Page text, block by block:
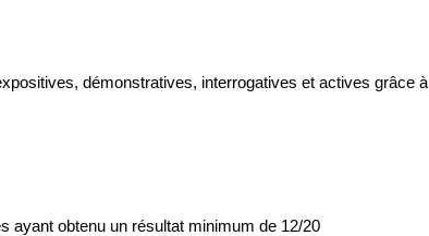
démonstratives, interrogatives et actives grâce à
ayant obtenu un résultat minimum de 12/20